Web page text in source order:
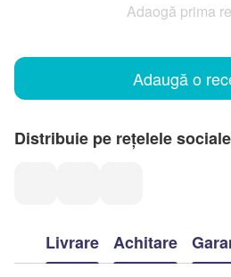
Adaogă prima
Adaugă o
Distribuie pe rețelele sociale
Livrare Achitare